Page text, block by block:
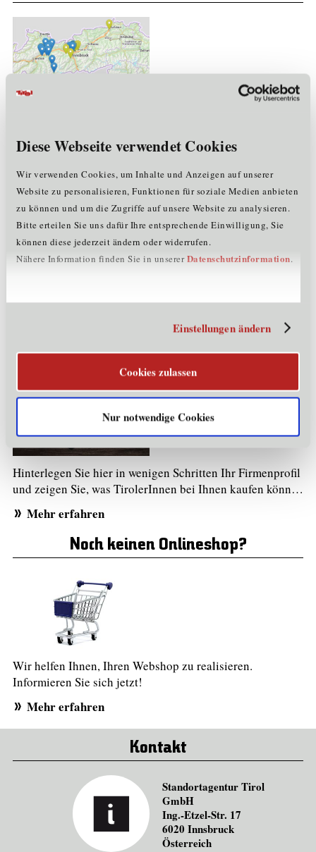
Diese Webseite verwendet Cookies
Wir verwenden Cookies, um Inhalte und Anzeigen auf unserer
Website zu personalisieren, Funktionen für soziale Medien anbieten
zu können und um die Zugriffe auf unsere Website zu analysieren.
Bitte erteilen Sie uns dafür Ihre entsprechende Einwilligung, Sie
können diese jederzeit ändern oder widerrufen.
Nähere Information finden Sie in unsererDatenschutzinformation.
Einstellungen ändern
Cookies zulassen
Nur notwendige Cookies
Mehr erfahren
Shop-Tipp
Das Feuerhaus Rudolf Rohowsky e.U.Die tollsten Griller
von Napoleon und Big Green Egg mit unserem neuen "…
Registrierung für Unternehmen
Hinterlegen Sie hier in wenigen Schritten Ihr Firmenprofil
und zeigen Sie, was TirolerInnen bei Ihnen kaufen könn…
Mehr erfahren
Noch keinen Onlineshop?
Wir helfen Ihnen, Ihren Webshop zu realisieren.
Informieren Sie sich jetzt!
Mehr erfahren
Kontakt
Standortagentur Tirol
GmbH
Ing.-Etzel-Str. 17
6020 Innsbruck
Österreich